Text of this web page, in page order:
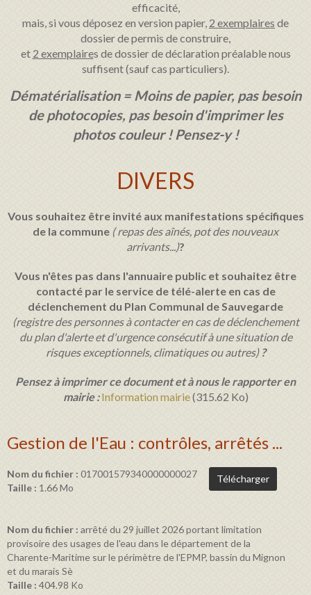
efficacité,
mais, si vous déposez en version papier, 2 exemplaires de
dossier de permis de construire,
et 2 exemplaires de dossier de déclaration préalable nous
suffisent (sauf cas particuliers).
Dématérialisation = Moins de papier, pas besoin
de photocopies, pas besoin d'imprimer les
photos couleur ! Pensez-y !
DIVERS
Vous souhaitez être invité aux manifestations spécifiques
de la commune ( repas des aînés, pot des nouveaux
arrivants...)?
Vous n'êtes pas dans l'annuaire public et souhaitez être
contacté par le service de télé-alerte en cas de
déclenchement du Plan Communal de Sauvegarde
(registre des personnes à contacter en cas de déclenchement
du plan d'alerte et d'urgence consécutif à une situation de
risques exceptionnels, climatiques ou autres) ?
Pensez à imprimer ce document et à nous le rapporter en
mairie :Information mairie(315.62 Ko)
Gestion de l'Eau : contrôles, arrêtés ...
Nom du fichier : 017001579340000000027
Taille : 1.66 Mo
Télécharger
Nom du fichier : arrêté du 29 juillet 2026 portant limitation
provisoire des usages de l'eau dans le département de la
Charente-Maritime sur le périmètre de l'EPMP, bassin du Mignon
et du marais Sè
Taille :404.98 Ko